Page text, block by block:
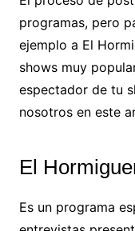
programas, pero
ejemplo a El
shows muy
espectador de tu
nosotros en este
El
Es un programa